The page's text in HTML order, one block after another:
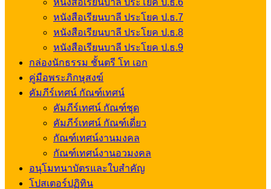
หนังสือเรียนบาลี ประโยค ป.ธ.6
หนังสือเรียนบาลี ประโยค ป.ธ.7
หนังสือเรียนบาลี ประโยค ป.ธ.8
หนังสือเรียนบาลี ประโยค ป.ธ.9
กล่องนักธรรม ชั้นตรี โท เอก
คู่มือพระภิกษุสงฆ์
คัมภีร์เทศน์ กัณฑ์เทศน์
คัมภีร์เทศน์ กัณฑ์ชุด
คัมภีร์เทศน์ กัณฑ์เดี่ยว
กัณฑ์เทศน์งานมงคล
กัณฑ์เทศน์งานอวมงคล
อนุโมทนาบัตรและใบสำคัญ
โปสเตอร์ปฏิทิน